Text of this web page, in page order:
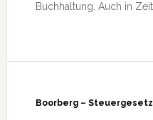
Buchhaltung. Auch in
Boorberg –